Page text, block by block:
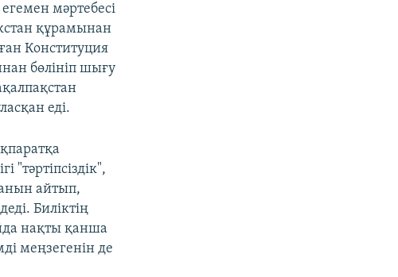
мәртебесі
құрамынан
Конституция
бөлініп шығу
еді.
айтып,
Биліктің
нақты қанша
меңзегенін де